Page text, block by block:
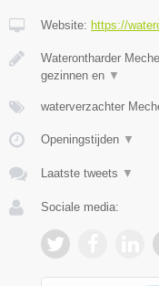
Website: https://
Waterontharder
gezinnen en ▼
waterverzachter
Openingstijden ▼
Laatste tweets ▼
Sociale media: